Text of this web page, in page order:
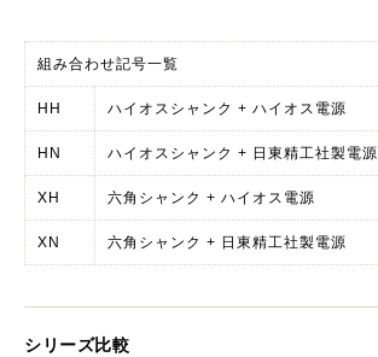
組み合わせ記号一覧
HH ハイオスシャンク + ハイオス電源
HN ハイオスシャンク + 日東精工社製電源
XH 六角シャンク + ハイオス電源
XN 六角シャンク + 日東精工社製電源
シリーズ比較